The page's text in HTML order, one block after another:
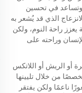
وتساعد في تحسين
الذي قد يُشعر به
يعزز راحة النوم، ولكن
وراحته على
أو الريش أو اللاتكس
من خلال تليينها
ناعمًا ولكن يفتقر